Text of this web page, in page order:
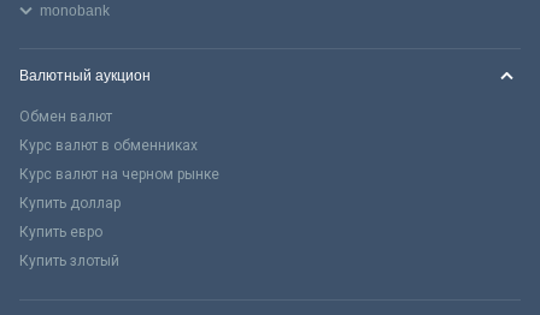
monobank
Валютный аукцион
Обмен валют
Курс валют в обменниках
Курс валют на черном рынке
Купить доллар
Купить евро
Купить злотый